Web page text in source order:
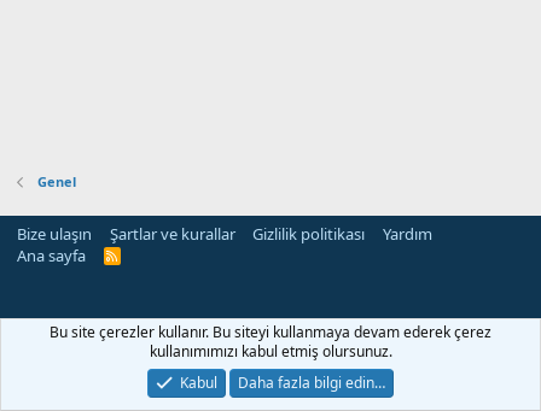
Genel
Bize ulaşın Şartlar ve kurallar Gizlilik politikası
Yardım
Ana sayfa
R
Bu site çerezler kullanır. Bu siteyi kullanmaya devam ederek çerez
kullanımımızı kabul etmiş olursunuz.
Kabul
Daha fazla bilgi edin…